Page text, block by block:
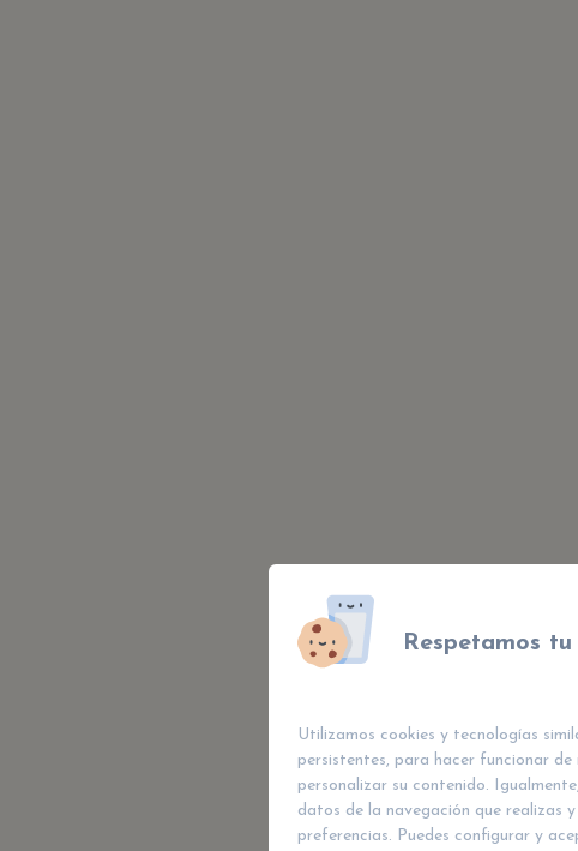
Respetamos
Utilizamos cookies y tecnologías
persistentes, para hacer funcionar
personalizar su contenido.
datos de la navegación que realizas
preferencias. Puedes configurar y